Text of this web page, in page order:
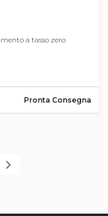
a tasso zero
Pronta Consegna